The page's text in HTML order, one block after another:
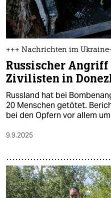
+++ Nachrichten im
Russischer Angriff
Zivilisten in
Russland hat bei
20 Menschen getötet.
bei den Opfern vor allem
9.9.2025